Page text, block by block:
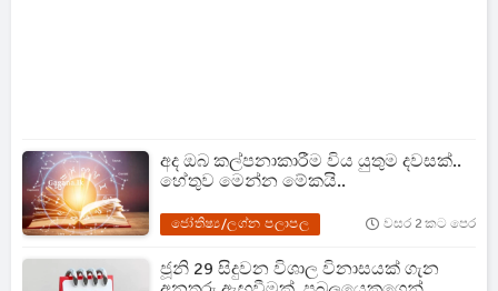
අද ඔබ කල්පනාකාරීම විය යුතුම දවසක්..
හේතුව මෙන්න මේකයි..
ජෝතිෂ්‍ය/ලග්න පලාපල වසර 2 කට පෙර
ජූනි 29 සිදුවන විශාල විනාසයක් ගැන